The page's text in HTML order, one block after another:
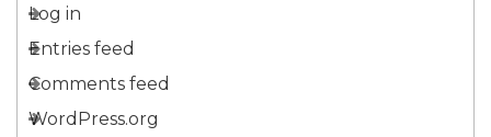
Log in
Entries feed
Comments feed
WordPress.org